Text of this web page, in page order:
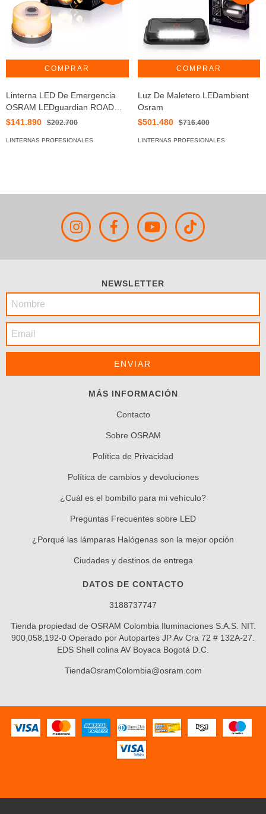
Linterna LED De Emergencia
OSRAM LEDguardian ROAD
FLARE
$141.890 $202.700
LINTERNAS PROFESIONALES
Luz De Maletero LEDambient
Osram
$501.480
$716.400
LINTERNAS PROFESIONALES
NEWSLETTER
MÁS INFORMACIÓN
Contacto
Sobre OSRAM
Política de Privacidad
Política de cambios y devoluciones
¿Cuál es el bombillo para mi vehículo?
Preguntas Frecuentes sobre LED
¿Porqué las lámparas Halógenas son la mejor opción
Ciudades y destinos de entrega
DATOS DE CONTACTO
3188737747
Tienda propiedad de OSRAM Colombia Iluminaciones S.A.S. NIT.
900,058,192-0 Operado por Autopartes JP Av Cra 72 # 132A-27.
EDS Shell colina AV Boyaca Bogotá D.C.
TiendaOsramColombia@osram.com